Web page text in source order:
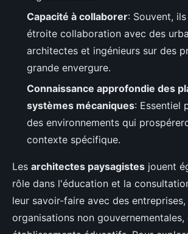
Capacité à collaborer: Souvent,
étroite collaboration avec des
architectes et ingénieurs sur des
grande envergure.
Connaissance approfondie des
systèmes mécaniques: Essentiel
des environnements qui
contexte spécifique.
Les architectes paysagistes jouent
rôle dans l'éducation et la
leur savoir-faire avec des entreprises,
organisations non gouvernementales,